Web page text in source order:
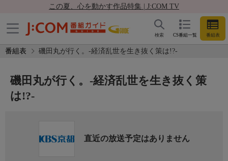
この夏、心を動かす作品特集 | J:COM TV
CS番組一覧 番組表
検索
番組表 磯田丸が行く。-経済乱世を生き抜く策は!?-
磯田丸が行く。-経済乱世を生き抜く策
は!?-
直近の放送予定はありません